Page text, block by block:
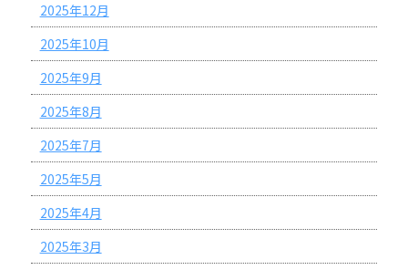
2025年12月
2025年10月
2025年9月
2025年8月
2025年7月
2025年5月
2025年4月
2025年3月